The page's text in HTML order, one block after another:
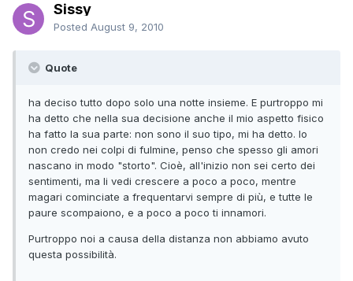
Sissy
Posted August 9, 2010
Quote
ha deciso tutto dopo solo una notte insieme. E purtroppo mi
ha detto che nella sua decisione anche il mio aspetto fisico
ha fatto la sua parte: non sono il suo tipo, mi ha detto. Io
non credo nei colpi di fulmine, penso che spesso gli amori
nascano in modo "storto". Cioè, all'inizio non sei certo dei
sentimenti, ma li vedi crescere a poco a poco, mentre
magari cominciate a frequentarvi sempre di più, e tutte le
paure scompaiono, e a poco a poco ti innamori.
Purtroppo noi a causa della distanza non abbiamo avuto
questa possibilità.